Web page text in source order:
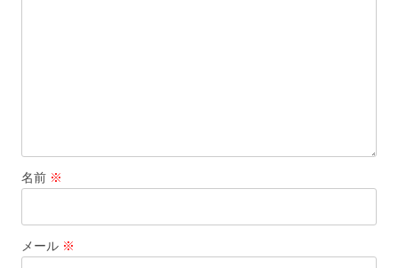
名前 ※
メール ※